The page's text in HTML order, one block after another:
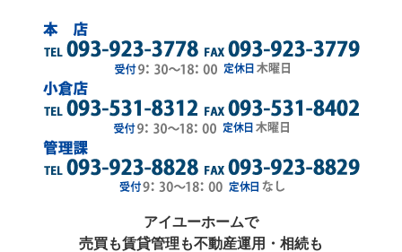
アイユーホームで
売買も賃貸管理も不動産運用・相続も